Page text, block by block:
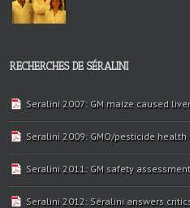
RECHERCHES DE SÉRALINI
Seralini 2007: GM maize caused
Seralini 2009: GMO/pesticide
Seralini 2011: GM safety
Seralini 2012: Séralini answers